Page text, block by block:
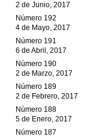
2 de Junio, 2017
Número 192
4 de Mayo, 2017
Número 191
6 de Abril, 2017
Número 190
2 de Marzo, 2017
Número 189
2 de Febrero, 2017
Número 188
5 de Enero, 2017
Número 187